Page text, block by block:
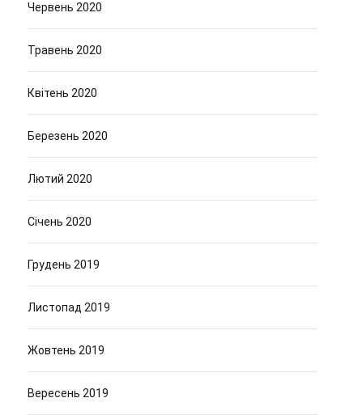
Червень 2020
Травень 2020
Квітень 2020
Березень 2020
Лютий 2020
Січень 2020
Грудень 2019
Листопад 2019
Жовтень 2019
Вересень 2019